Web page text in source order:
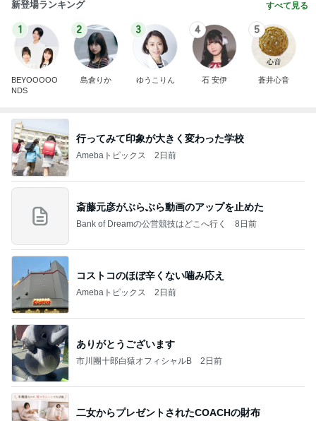
新登場ランキング すべて見る
1
BEYOOOOO
NDS
2
島倉りか
3
ゆうこりん
4
石 安伊
5
蒼井心音
行ってみて印象が大きく変わった学校
Amebaトピックス 2日前
斎藤元彦がぶらぶら動画のアップを止めた
Bank of Dreamの公営競技はどこへ行く 8日前
コストコのほぼ辛くない噛み応え
Amebaトピックス 2日前
ありがとうございます
市川團十郎白猿オフィシャルB 2日前
二女からプレゼントされたCOACHの財布